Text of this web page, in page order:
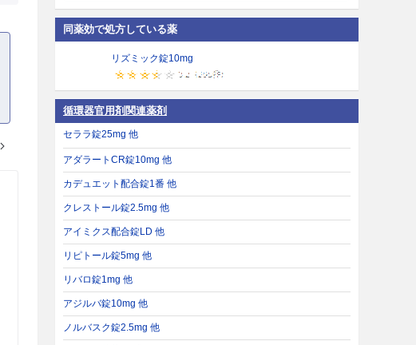
同薬効で処方している薬
リズミック錠10mg
循環器官用剤関連薬剤
セララ錠25mg 他
アダラートCR錠10mg 他
カデュエット配合錠1番 他
クレストール錠2.5mg 他
アイミクス配合錠LD 他
リピトール錠5mg 他
リバロ錠1mg 他
アジルバ錠10mg 他
ノルバスク錠2.5mg 他